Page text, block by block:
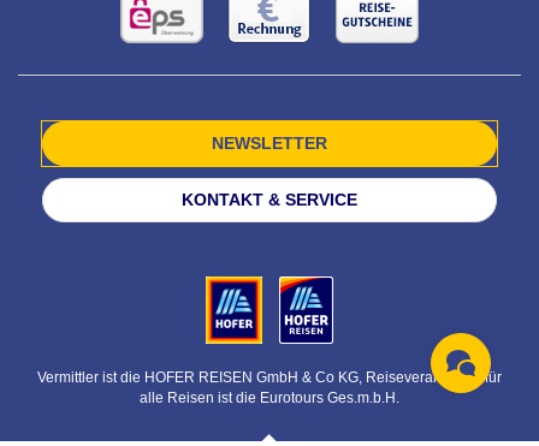
NEWSLETTER
KONTAKT & SERVICE
Vermittler ist die HOFER REISEN GmbH & Co KG, Reiseveranstalter für
alle Reisen ist die Eurotours Ges.m.b.H.